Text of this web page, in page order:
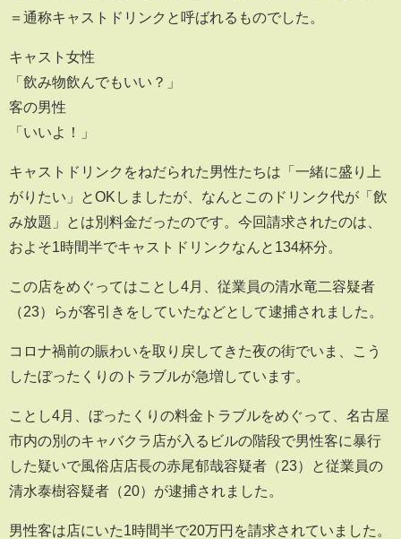
＝通称キャストドリンクと呼ばれるものでした。
キャスト女性
「飲み物飲んでもいい？」
客の男性
「いいよ！」
キャストドリンクをねだられた男性たちは「一緒に盛り上
がりたい」とOKしましたが、なんとこのドリンク代が「飲
み放題」とは別料金だったのです。今回請求されたのは、
およそ1時間半でキャストドリンクなんと134杯分。
この店をめぐってはことし4月、従業員の清水竜二容疑者
（23）らが客引きをしていたなどとして逮捕されました。
コロナ禍前の賑わいを取り戻してきた夜の街でいま、こう
したぼったくりのトラブルが急増しています。
ことし4月、ぼったくりの料金トラブルをめぐって、名古屋
市内の別のキャバクラ店が入るビルの階段で男性客に暴行
した疑いで風俗店店長の赤尾郁哉容疑者（23）と従業員の
清水泰樹容疑者（20）が逮捕されました。
男性客は店にいた1時間半で20万円を請求されていました。